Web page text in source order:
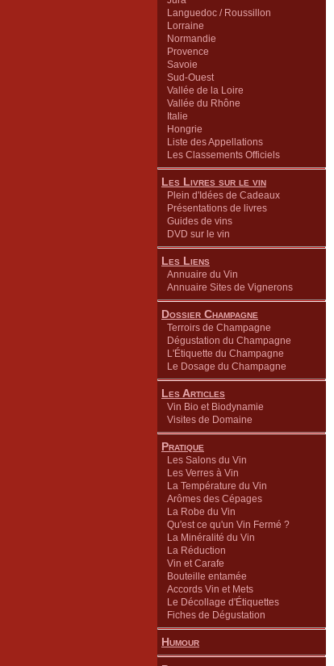
Languedoc / Roussillon
Lorraine
Normandie
Provence
Savoie
Sud-Ouest
Vallée de la Loire
Vallée du Rhône
Italie
Hongrie
Liste des Appellations
Les Classements Officiels
Les Livres sur le vin
Plein d'Idées de Cadeaux
Présentations de livres
Guides de vins
DVD sur le vin
Les Liens
Annuaire du Vin
Annuaire Sites de Vignerons
Dossier Champagne
Terroirs de Champagne
Dégustation du Champagne
L'Étiquette du Champagne
Le Dosage du Champagne
Les Articles
Vin Bio et Biodynamie
Visites de Domaine
Pratique
Les Salons du Vin
Les Verres à Vin
La Température du Vin
Arômes des Cépages
La Robe du Vin
Qu'est ce qu'un Vin Fermé ?
La Minéralité du Vin
La Réduction
Vin et Carafe
Bouteille entamée
Accords Vin et Mets
Le Décollage d'Étiquettes
Fiches de Dégustation
Humour